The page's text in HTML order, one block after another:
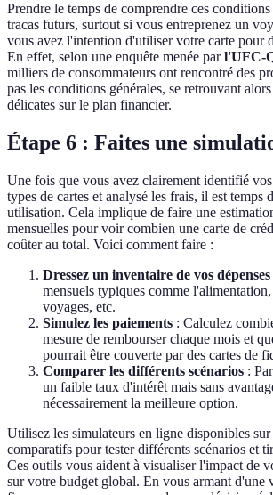
Prendre le temps de comprendre ces
tracas futurs, surtout si vous entreprenez un
vous avez l'intention d'utiliser votre carte pour
En effet, selon une enquête menée parl'UFC-
milliers de consommateurs ont rencontré des
pas les conditions générales, se retrouvant
délicates sur le plan financier.
Étape 6 : Faites une
Une fois que vous avez clairement identifié
types de cartes et analysé les frais, il est temps
utilisation. Cela implique de faire une
mensuelles pour voir combien une carte de
coûter au total. Voici comment faire :
Dressez un inventaire de vos dépenses
mensuels typiques comme
voyages, etc.
Simulez les paiements : Calculez
mesure de rembourser chaque mois et
pourrait être couverte par des cartes de
Comparer les différents scénarios :
un faible taux d'intérêt mais sans
nécessairement la meilleure option.
Utilisez les simulateurs en ligne disponibles
comparatifs pour tester différents scénarios et
Ces outils vous aident à visualiser l'impact de
sur votre budget global. En vous armant d'une